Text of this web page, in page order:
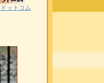
ットコム